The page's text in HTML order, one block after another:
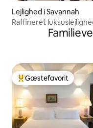
Lejlighed i Savannah
Raffineret
Bedste gæstefavorit
Gæstefavorit